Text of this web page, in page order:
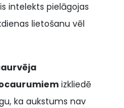
intelekts pielāgojas
lietošanu vēl
izkliedē
ka aukstums nav